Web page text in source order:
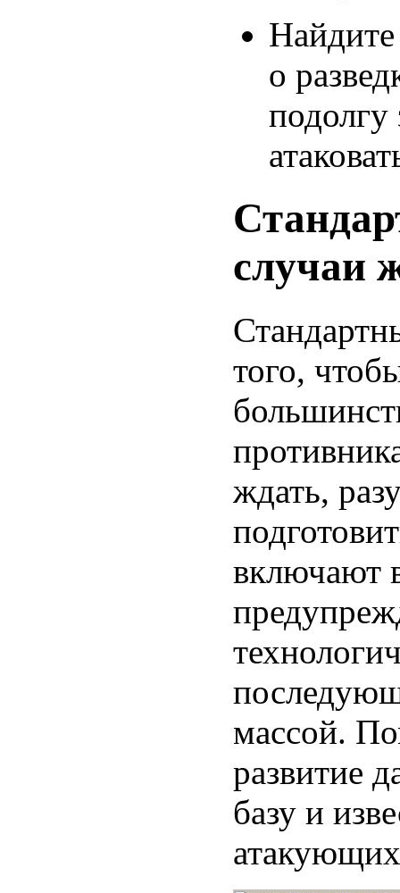
о
подолгу
случаи
того,
ждать,
включают
массой.
развитие
базу и